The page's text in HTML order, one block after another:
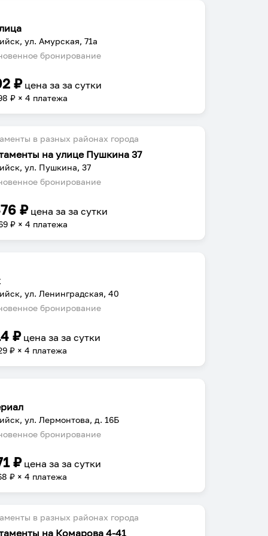
ул. Амурская, 71а
бронирование
₽ цена заза сутки
₽ × 4 платежа
в разных районах города
на улице Пушкина 37
ул. Пушкина, 37
бронирование
₽ цена заза сутки
₽ × 4 платежа
ул. Ленинградская, 40
бронирование
₽ цена заза сутки
₽ × 4 платежа
ул. Лермонтова, д. 16Б
бронирование
₽ цена заза сутки
₽ × 4 платежа
в разных районах города
на Комарова 4-41